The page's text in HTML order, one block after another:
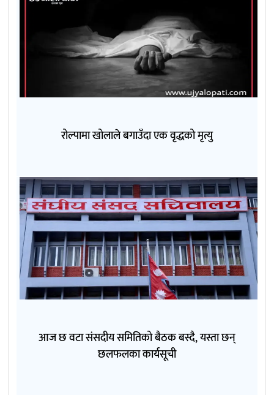
रोल्पामा खोलाले बगाउँदा एक वृद्धको मृत्यु
आज छ वटा संसदीय समितिको बैठक बस्दै, यस्ता छन्
छलफलका कार्यसूची